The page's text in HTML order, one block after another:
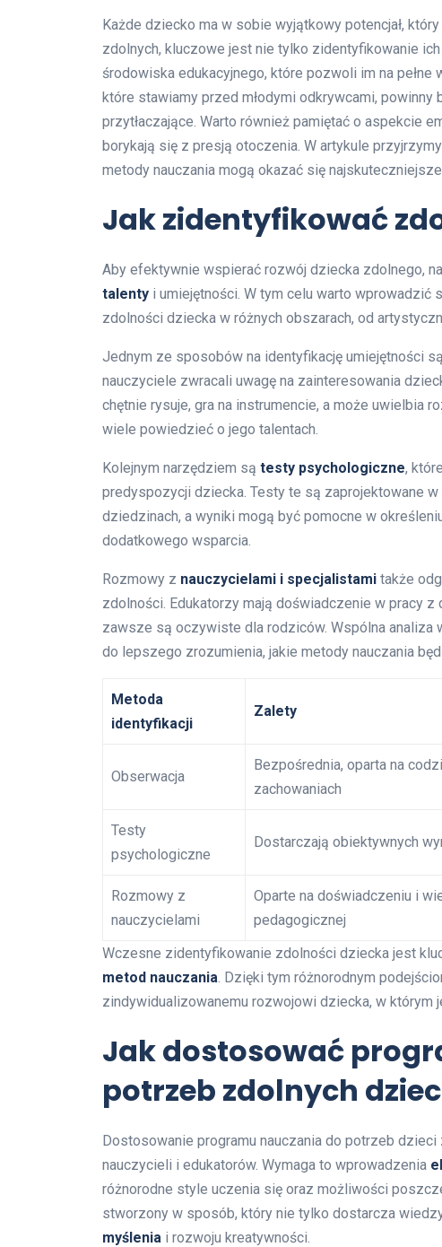
Każde dziecko ma w sobie wyjątkowy potencjał,
zdolnych, kluczowe jest nie tylko zidentyfikowanie
środowiska edukacyjnego, które pozwoli im na
które stawiamy przed młodymi odkrywcami,
przytłaczające. Warto również pamiętać o aspekcie
borykają się z presją otoczenia. W artykule
metody nauczania mogą okazać się najskuteczniejsze.
Jak zidentyfikować
Aby efektywnie wspierać rozwój dziecka zdolnego,
talenty i umiejętności. W tym celu warto wprowadzić
zdolności dziecka w różnych obszarach, od
Jednym ze sposobów na identyfikację umiejętności są
nauczyciele zwracali uwagę na zainteresowania
chętnie rysuje, gra na instrumencie, a może uwielbia
wiele powiedzieć o jego talentach.
Kolejnym narzędziem są testy psychologiczne,
predyspozycji dziecka. Testy te są zaprojektowane
dziedzinach, a wyniki mogą być pomocne w
dodatkowego wsparcia.
Rozmowy z nauczycielami i specjalistami także
zdolności. Edukatorzy mają doświadczenie w pracy
zawsze są oczywiste dla rodziców. Wspólna
do lepszego zrozumienia, jakie metody nauczania
Metoda
identyfikacji
Zalety
Obserwacja
Bezpośrednia, oparta na
zachowaniach
Testy
psychologiczne
Dostarczają obiektywnych
Rozmowy z
nauczycielami
Oparte na doświadczeniu i
pedagogicznej
Wczesne zidentyfikowanie zdolności dziecka jest
metod nauczania . Dzięki tym różnorodnym
zindywidualizowanemu rozwojowi dziecka, w którym
Jak dostosować
potrzeb zdolnych
Dostosowanie programu nauczania do potrzeb
nauczycieli i edukatorów. Wymaga to wprowadzenia
różnorodne style uczenia się oraz możliwości
stworzony w sposób, który nie tylko dostarcza
myślenia i rozwoju kreatywności.